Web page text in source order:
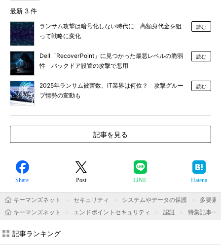
最新 3 件
ランサム攻撃は暗号化しない時代に 高額身代金を狙
って戦略に変化
読む
Dell「RecoverPoint」に見つかった最悪レベルの脆弱
性 バックドア設置の攻撃で悪用
読む
2025年ランサム被害数、IT業界は何位？ 攻撃グルー
プ情勢の変動も
読む
記事を見る
Share Post LINE Hatena
キーマンズネット セキュリティ システムやデータの保護
多要素
キーマンズネット
エンドポイントセキュリティ 認証 特集記事一
記事ランキング